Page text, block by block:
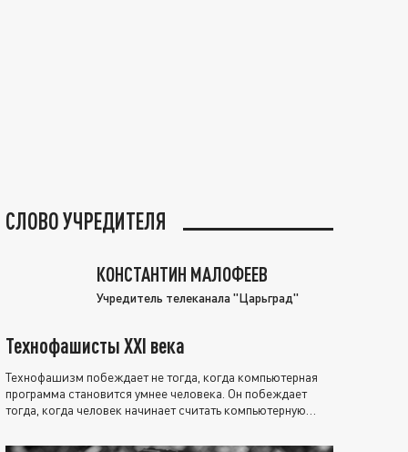
СЛОВО УЧРЕДИТЕЛЯ
КОНСТАНТИН МАЛОФЕЕВ
Учредитель телеканала "Царьград"
Технофашисты XXI века
Технофашизм побеждает не тогда, когда компьютерная
программа становится умнее человека. Он побеждает
тогда, когда человек начинает считать компьютерную